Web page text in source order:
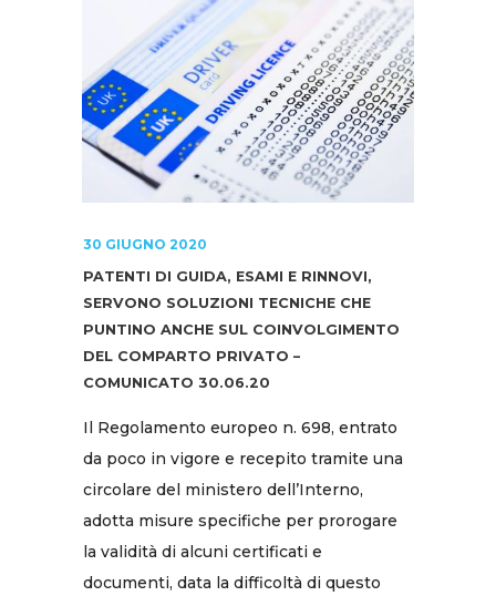
30 GIUGNO 2020
PATENTI DI GUIDA, ESAMI E RINNOVI,
SERVONO SOLUZIONI TECNICHE CHE
PUNTINO ANCHE SUL COINVOLGIMENTO
DEL COMPARTO PRIVATO –
COMUNICATO 30.06.20
Il Regolamento europeo n. 698, entrato
da poco in vigore e recepito tramite una
circolare del ministero dell’Interno,
adotta misure specifiche per prorogare
la validità di alcuni certificati e
documenti, data la difficoltà di questo